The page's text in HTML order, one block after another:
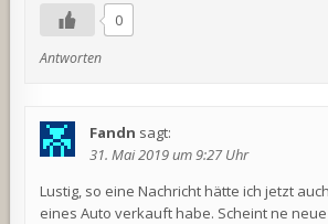
0
Antworten
Fandn sagt:
31. Mai 2019 um 9:27 Uhr
Lustig, so eine Nachricht hätte ich jetzt
eines Auto verkauft habe. Scheint ne